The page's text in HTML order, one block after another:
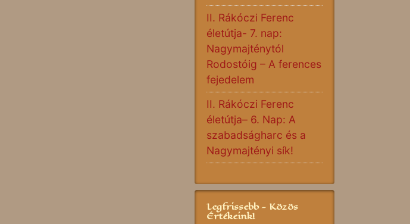
II. Rákóczi Ferenc
életútja- 7. nap:
Nagymajténytól
Rodostóig – A ferences
fejedelem
II. Rákóczi Ferenc
életútja– 6. Nap: A
szabadságharc és a
Nagymajtényi sík!
Legfrissebb - Közös
Értékeink!